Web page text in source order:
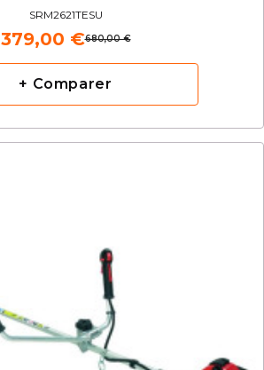
SRM2621TESU
680,00 €
379,00 €
+ Comparer